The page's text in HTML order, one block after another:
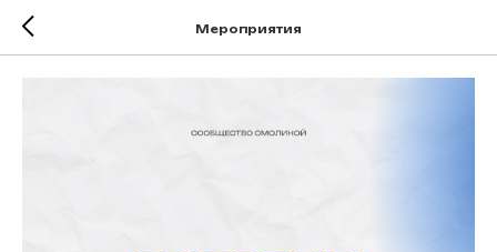
Мероприятия